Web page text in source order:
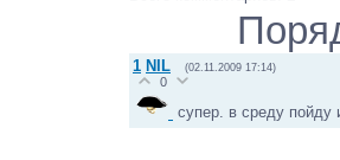
1 NIL (02.11.2009 17:14)
0
супер. в среду пойду